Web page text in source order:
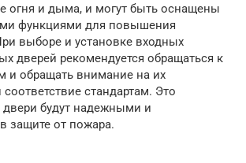
огня и дыма, и могут быть оснащены
функциями для повышения
выборе и установке входных
дверей рекомендуется обращаться к
и обращать внимание на их
стандартам. Это
двери будут надежными и
защите от пожара.